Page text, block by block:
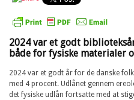
2024 var et godt
både for fysiske materialer
2024 var et godt år for de danske
med 4 procent. Udlånet gennem
det fysiske udlån fortsatte med at